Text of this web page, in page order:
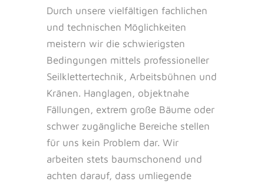
Durch unsere vielfältigen fachlichen
und technischen Möglichkeiten
meistern wir die schwierigsten
Bedingungen mittels professioneller
Seilklettertechnik, Arbeitsbühnen und
Kränen. Hanglagen, objektnahe
Fällungen, extrem große Bäume oder
schwer zugängliche Bereiche stellen
für uns kein Problem dar. Wir
arbeiten stets baumschonend und
achten darauf, dass umliegende